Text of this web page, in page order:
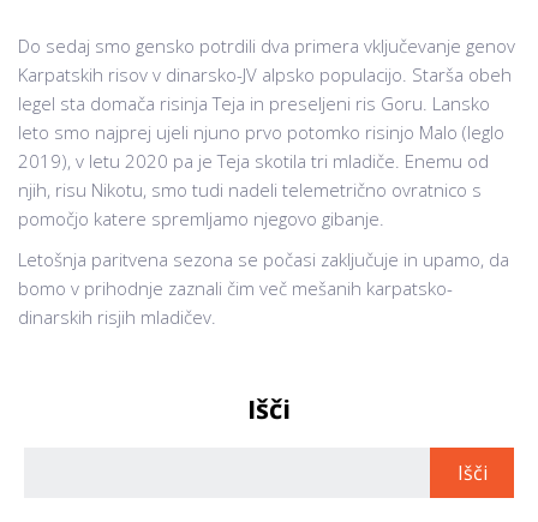
Do sedaj smo gensko potrdili dva primera vključevanje genov
Karpatskih risov v dinarsko-JV alpsko populacijo. Starša obeh
legel sta domača risinja Teja in preseljeni ris Goru. Lansko
leto smo najprej ujeli njuno prvo potomko risinjo Malo (leglo
2019), v letu 2020 pa je Teja skotila tri mladiče. Enemu od
njih, risu Nikotu, smo tudi nadeli telemetrično ovratnico s
pomočjo katere spremljamo njegovo gibanje.
Letošnja paritvena sezona se počasi zaključuje in upamo, da
bomo v prihodnje zaznali čim več mešanih karpatsko-
dinarskih risjih mladičev.
Išči